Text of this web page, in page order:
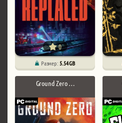
0
Размер:5.54 GB
Ground Zero …